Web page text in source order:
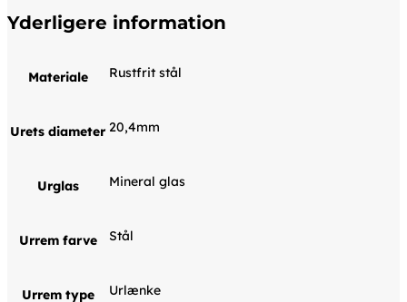
Yderligere information
Materiale Rustfrit stål
Urets diameter 20,4mm
Urglas Mineral glas
Urrem farve Stål
Urrem type Urlænke